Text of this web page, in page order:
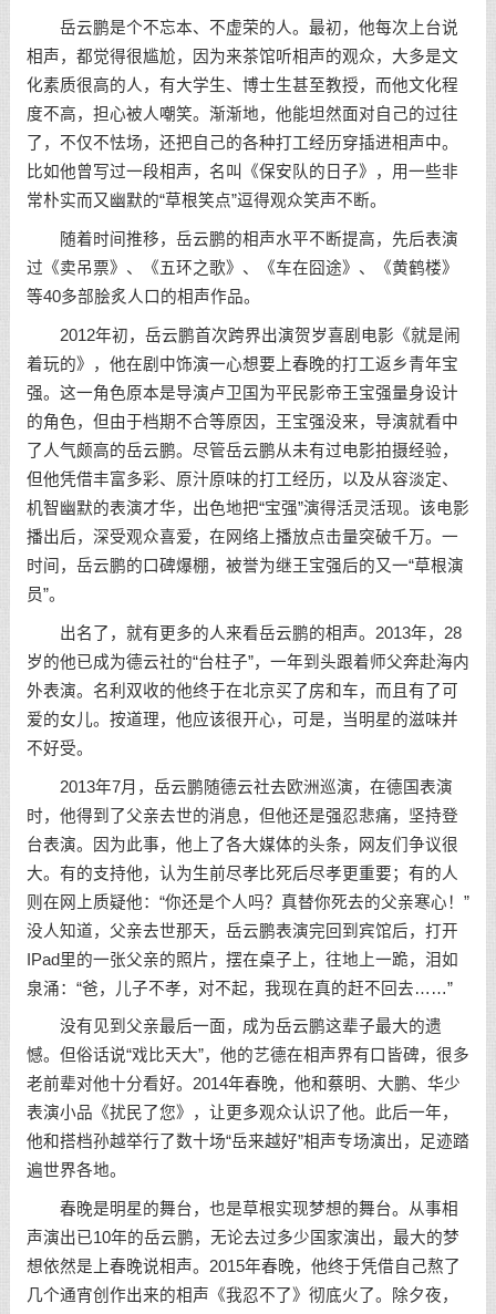
岳云鹏是个不忘本、不虚荣的人。最初，他每次上台说
相声，都觉得很尴尬，因为来茶馆听相声的观众，大多是文
化素质很高的人，有大学生、博士生甚至教授，而他文化程
度不高，担心被人嘲笑。渐渐地，他能坦然面对自己的过往
了，不仅不怯场，还把自己的各种打工经历穿插进相声中。
比如他曾写过一段相声，名叫《保安队的日子》，用一些非
常朴实而又幽默的“草根笑点”逗得观众笑声不断。
随着时间推移，岳云鹏的相声水平不断提高，先后表演
过《卖吊票》、《五环之歌》、《车在囧途》、《黄鹤楼》
等40多部脍炙人口的相声作品。
2012年初，岳云鹏首次跨界出演贺岁喜剧电影《就是闹
着玩的》，他在剧中饰演一心想要上春晚的打工返乡青年宝
强。这一角色原本是导演卢卫国为平民影帝王宝强量身设计
的角色，但由于档期不合等原因，王宝强没来，导演就看中
了人气颇高的岳云鹏。尽管岳云鹏从未有过电影拍摄经验，
但他凭借丰富多彩、原汁原味的打工经历，以及从容淡定、
机智幽默的表演才华，出色地把“宝强”演得活灵活现。该电影
播出后，深受观众喜爱，在网络上播放点击量突破千万。一
时间，岳云鹏的口碑爆棚，被誉为继王宝强后的又一“草根演
员”。
出名了，就有更多的人来看岳云鹏的相声。2013年，28
岁的他已成为德云社的“台柱子”，一年到头跟着师父奔赴海内
外表演。名利双收的他终于在北京买了房和车，而且有了可
爱的女儿。按道理，他应该很开心，可是，当明星的滋味并
不好受。
2013年7月，岳云鹏随德云社去欧洲巡演，在德国表演
时，他得到了父亲去世的消息，但他还是强忍悲痛，坚持登
台表演。因为此事，他上了各大媒体的头条，网友们争议很
大。有的支持他，认为生前尽孝比死后尽孝更重要；有的人
则在网上质疑他：“你还是个人吗？真替你死去的父亲寒心！”
没人知道，父亲去世那天，岳云鹏表演完回到宾馆后，打开
IPad里的一张父亲的照片，摆在桌子上，往地上一跪，泪如
泉涌：“爸，儿子不孝，对不起，我现在真的赶不回去……”
没有见到父亲最后一面，成为岳云鹏这辈子最大的遗
憾。但俗话说“戏比天大”，他的艺德在相声界有口皆碑，很多
老前辈对他十分看好。2014年春晚，他和蔡明、大鹏、华少
表演小品《扰民了您》，让更多观众认识了他。此后一年，
他和搭档孙越举行了数十场“岳来越好”相声专场演出，足迹踏
遍世界各地。
春晚是明星的舞台，也是草根实现梦想的舞台。从事相
声演出已10年的岳云鹏，无论去过多少国家演出，最大的梦
想依然是上春晚说相声。2015年春晚，他终于凭借自己熬了
几个通宵创作出来的相声《我忍不了》彻底火了。除夕夜，